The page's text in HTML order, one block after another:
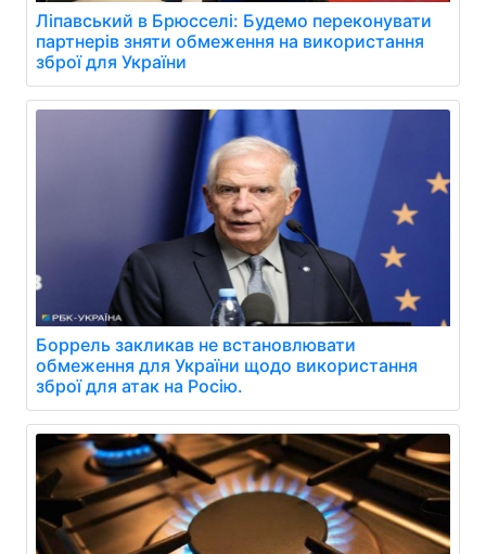
Ліпавський в Брюсселі: Будемо переконувати
партнерів зняти обмеження на використання
зброї для України
Боррель закликав не встановлювати
обмеження для України щодо використання
зброї для атак на Росію.